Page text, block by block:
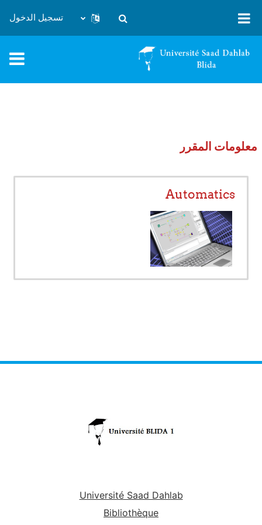
تبديل إدخال البحث
تسجيل الدخول
معلومات المقرر
Automatics
Université Saad Dahlab
Bibliothèque